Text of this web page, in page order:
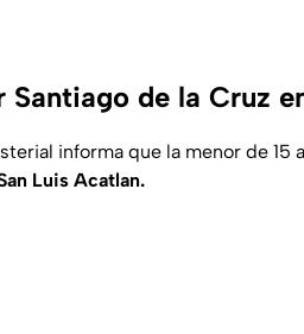
Santiago de la Cruz
informa que la menor de 15
Luis Acatlan.